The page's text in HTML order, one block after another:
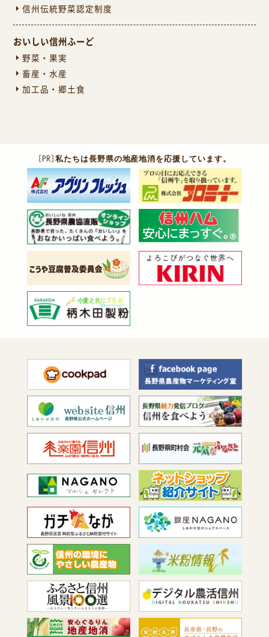
信州伝統野菜認定制度
おいしい信州ふーど
野菜・果実
畜産・水産
加工品・郷土食
［PR］私たちは長野県の地産地消を応援しています。